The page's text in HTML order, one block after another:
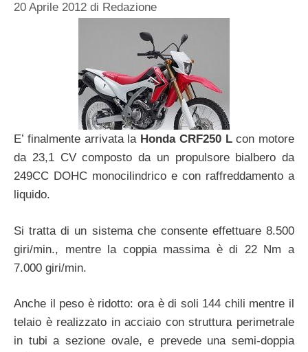
20 Aprile 2012 di Redazione
E’ finalmente arrivata la Honda CRF250 Lcon motore
da 23,1 CV composto da un propulsore bialbero da
249CC DOHC monocilindrico e con raffreddamento a
liquido.
Si tratta di un sistema che consente effettuare 8.500
giri/min., mentre la coppia massima è di 22 Nm a
7.000 giri/min.
Anche il peso è ridotto: ora è di soli 144 chili mentre il
telaio è realizzato in acciaio con struttura perimetrale
in tubi a sezione ovale, e prevede una semi-doppia